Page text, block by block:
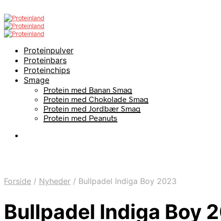
Proteinpulver
Proteinbars
Proteinchips
Smage
Protein med Banan Smag
Protein med Chokolade Smag
Protein med Jordbær Smag
Protein med Peanuts
Forside / Nyheder / Bullpadel Indiga Boy 2023
Bullpadel Indiga Boy